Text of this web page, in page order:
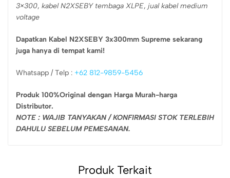
3×300, kabel N2XSEBY tembaga XLPE, jual kabel medium
voltage
Dapatkan Kabel N2XSEBY 3x300mm Supreme sekarang
juga hanya di tempat kami!
Whatsapp / Telp : +62 812-9859-5456
Produk 100%Original dengan Harga Murah-harga
Distributor.
NOTE : WAJIB TANYAKAN / KONFIRMASI STOK TERLEBIH
DAHULU SEBELUM PEMESANAN.
Produk Terkait